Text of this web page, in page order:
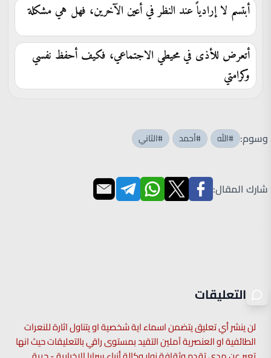
أبتسم لا إرادياً عند النظر في أعين الآخرين، فهل هي مشكلة
أتعرض للأذى في محيطي الاجتماعي، فكيف أحفظ نفسي
وكرامتي
وسوم: #الله #أحمد #الثاني
شارك المقال:
التعليقات
لن ينشر أي تعليق يتضمن اسماء اية شخصية او يتناول اثارة للنعرات
الطائفية او العنصرية آملين التقيد بمستوى راقي بالتعليقات حيث انها